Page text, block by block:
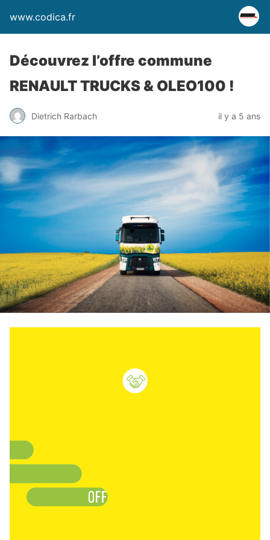
www.codica.fr
Découvrez l’offre commune
RENAULT TRUCKS & OLEO100 !
Dietrich Rarbach il y a 5 ans